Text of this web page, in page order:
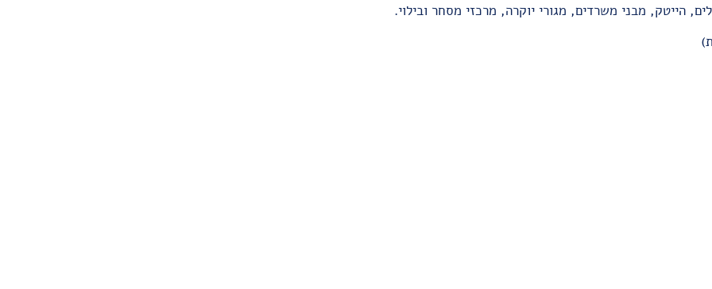
הייטק, מבני משרדים, מגורי יוקרה, מרכזי מסחר ובילוי.